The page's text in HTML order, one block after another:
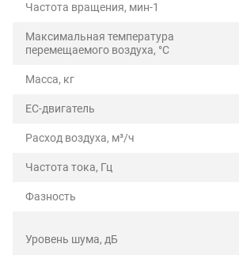
Частота вращения, мин-1
Максимальная температура
перемещаемого воздуха, °C
Масса, кг
ЕС-двигатель
Расход воздуха, м³/ч
Частота тока, Гц
Фазность
Уровень шума, дБ